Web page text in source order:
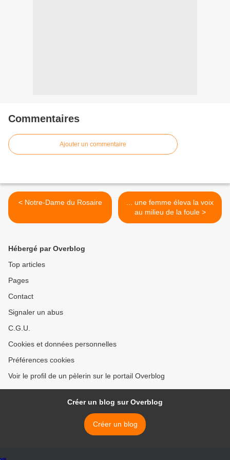
Commentaires
Ajouter un commentaire
< Notre-Dame du Rosaire
... une femme éleva la voix
au milieu de la foule >
Hébergé par Overblog
Top articles
Pages
Contact
Signaler un abus
C.G.U.
Cookies et données personnelles
Préférences cookies
Voir le profil de un pèlerin sur le portail Overblog
Créer un blog sur Overblog
Créer un blog